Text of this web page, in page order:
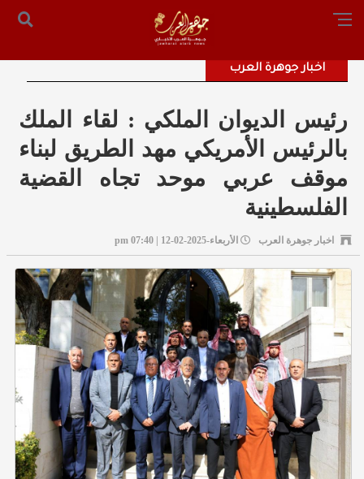
الرئيسية
التحرير: المستشار محمد صالح الملكاوي [ 00962795755033 ]
اخبار جوهرة العرب
رئيس الديوان الملكي : لقاء الملك
بالرئيس الأمريكي مهد الطريق لبناء
موقف عربي موحد تجاه القضية
الفلسطينية
اخبار جوهرة العرب الأربعاء-2025-02-12 | 07:40 pm